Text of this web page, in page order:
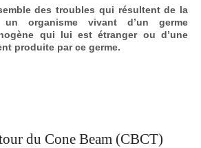
des troubles qui résultent de la
un organisme vivant d’un germe
qui lui est étranger ou d’une
produite par ce germe.
du Cone Beam (CBCT)